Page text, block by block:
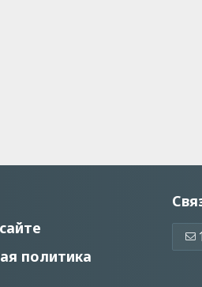
политика